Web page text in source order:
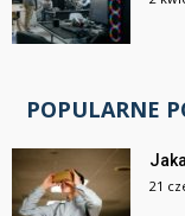
POPULARNE
21